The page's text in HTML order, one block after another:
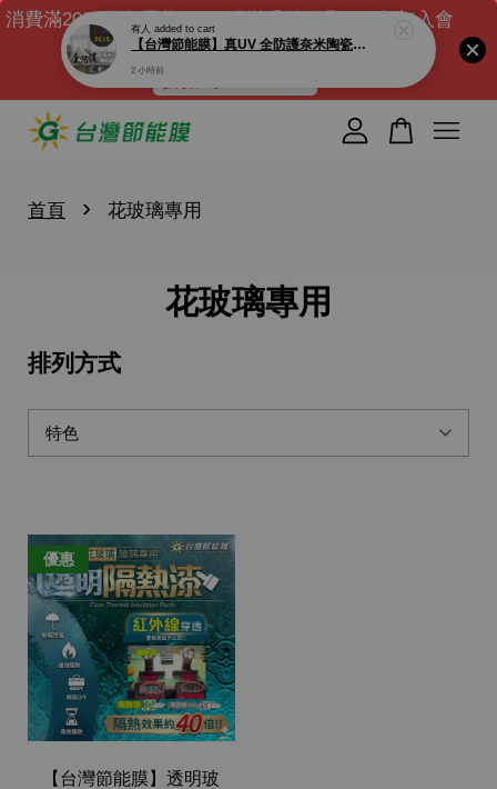
消費滿2000元免運費｜DIY膜滿千送工具組｜新加入會
員送$100元購物金 ( 滿千可現折)
折扣碼 : NEW100
首頁 › 花玻璃專用
花玻璃專用
排列方式
優惠
【台灣節能膜】透明玻
您的購物車目前還是空的。
有人 added to cart
【台灣節能膜】真UV 全防護奈米陶瓷膜 TC15-透光率14% 低內反光. 100%完全阻隔紫外線 UV400 光守衛 窗戶隔熱紙
2 小時前